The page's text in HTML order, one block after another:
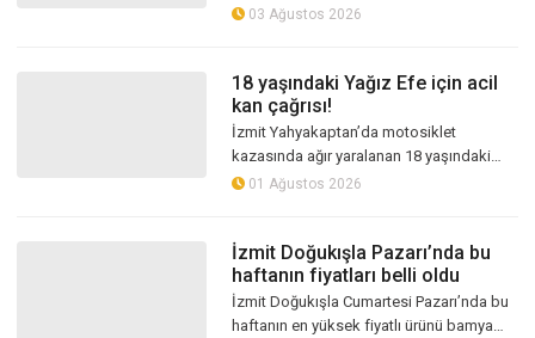
karşısına geçmek isteyen kişiye
03 Ağustos 2026
18 yaşındaki Yağız Efe için acil
kan çağrısı!
İzmit Yahyakaptan’da motosiklet
kazasında ağır yaralanan 18 yaşındaki
Yağız Efe Kılıç, Kocaeli Üniversitesi
01 Ağustos 2026
İzmit Doğukışla Pazarı’nda bu
haftanın fiyatları belli oldu
İzmit Doğukışla Cumartesi Pazarı’nda bu
haftanın en yüksek fiyatlı ürünü bamya